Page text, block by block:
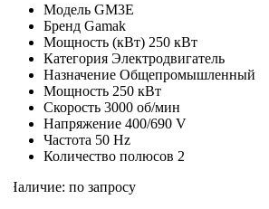
Модель GM3E
Бренд Gamak
Мощность (кВт) 250 кВт
Категория Электродвигатель
Назначение Общепромышленный
Мощность 250 кВт
Скорость 3000 об/мин
Напряжение 400/690 V
Частота 50 Hz
Количество полюсов 2
по запросу